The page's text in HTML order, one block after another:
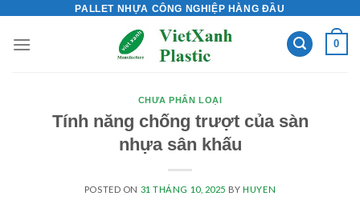
content
PALLET NHỰA CÔNG NGHIỆP HÀNG ĐẦU
0
CHƯA PHÂN LOẠI
Tính năng chống trượt của sàn
nhựa sân khấu
POSTED ON 31 THÁNG 10, 2025 BYHUYEN